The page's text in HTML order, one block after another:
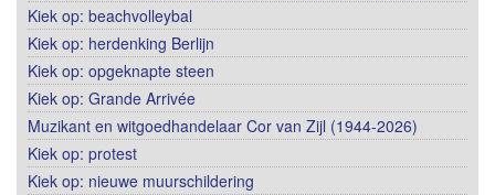
Kiek op: beachvolleybal
Kiek op: herdenking Berlijn
Kiek op: opgeknapte steen
Kiek op: Grande Arrivée
Muzikant en witgoedhandelaar Cor van Zijl (1944-2026)
Kiek op: protest
Kiek op: nieuwe muurschildering